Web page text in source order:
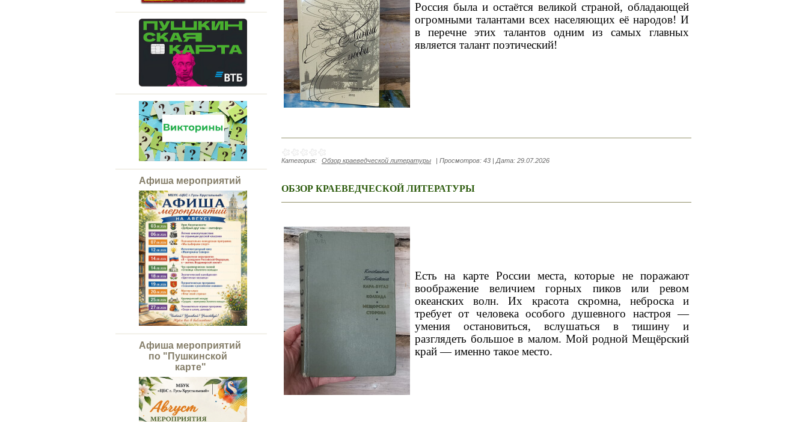
Афиша мероприятий
Афиша мероприятий
по "Пушкинской
карте"
Россия была и остаётся великой страной, обладающей
огромными талантами всех населяющих её народов! И
в перечне этих талантов одним из самых главных
является талант поэтический!
Категория: Обзор краеведческой литературы | Просмотров: 43 | Дата: 29.07.2026
ОБЗОР КРАЕВЕДЧЕСКОЙ ЛИТЕРАТУРЫ
Есть на карте России места, которые не поражают
воображение величием горных пиков или ревом
океанских волн. Их красота скромна, неброска и
требует от человека особого душевного настроя —
умения остановиться, вслушаться в тишину и
разглядеть большое в малом. Мой родной Мещёрский
край — именно такое место.